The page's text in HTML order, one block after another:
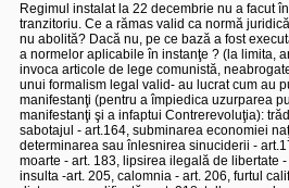
Regimul instalat la 22 decembrie nu a facut
tranzitoriu. Ce a rămas valid ca normă
nu abolită? Dacă nu, pe ce bază a fost
a normelor aplicabile în instanţe ? (la limita,
invoca articole de lege comunistă,
unui formalism legal valid- au lucrat cum au
manifestanţi (pentru a împiedica uzurparea
manifestanţi şi a infaptui Contrerevoluţia):
sabotajul - art.164, subminarea economiei
determinarea sau înlesnirea sinuciderii -
moarte - art. 183, lipsirea ilegală de libertate
insulta -art. 205, calomnia - art. 206, furtul